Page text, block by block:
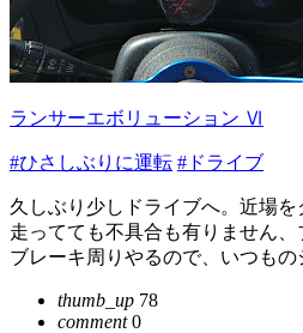
ランサーエボリューション Ⅵ
#ひさしぶりに運転 #ドライブ
久しぶり少しドライブへ。近場を
走ってても不具合も有りません
ブレーキ周りやるので、いつもの
thumb_up 78
comment0